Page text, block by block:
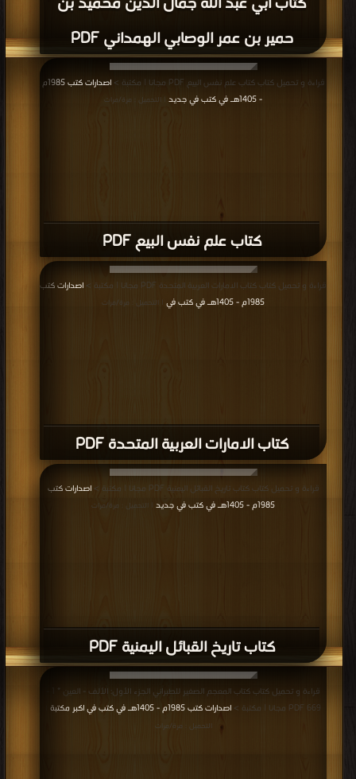
حمير بن عمر الوصابي الهمداني PDF
كتاب علم نفس البيع PDF
قراءة و تحميل كتاب كتاب علم نفس البيع PDF مجانا | مكتبة >
اصدارات كتب 1985م
- 1405هـ في كتب في جديد
| التحميل : مرة/مرات
كتاب الامارات العربية المتحدة PDF
قراءة و تحميل كتاب كتاب الامارات العربية المتحدة PDF مجانا | مكتبة >
اصدارات كتب
1985م - 1405هـ في كتب في
| التحميل : مرة/مرات
كتاب تاريخ القبائل اليمنية PDF
قراءة و تحميل كتاب كتاب تاريخ القبائل اليمنية PDF مجانا | مكتبة >
اصدارات كتب
1985م - 1405هـ في كتب في جديد
| التحميل : مرة/مرات
669 PDF مجانا | مكتبة >
اصدارات كتب 1985م - 1405هـ في كتب في اكبر مكتبة
التحميل : مرة/مرات